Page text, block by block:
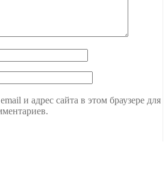
и адрес сайта в этом браузере для